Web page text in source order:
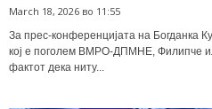
March 18, 2026 во 11:55
За прес-конференцијата на Богданка
кој е поголем ВМРО-ДПМНЕ, Филипче
фактот дека ниту...